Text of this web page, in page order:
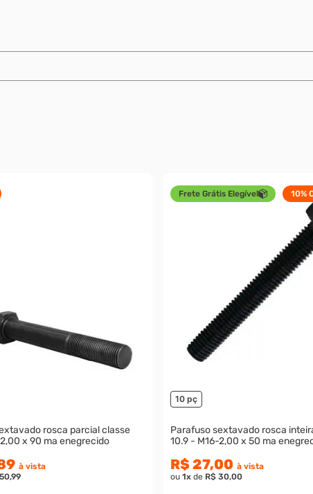
rosca parcial classe
x 90 ma enegrecido
à vista
Frete Grátis Elegível 10%
10 pç
Parafuso sextavado rosca
10.9 - M16-2,00 x 50 ma
R$ 27,00 à vista
ou 1xde R$ 30,00